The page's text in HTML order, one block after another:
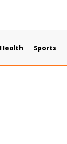
Health Sports